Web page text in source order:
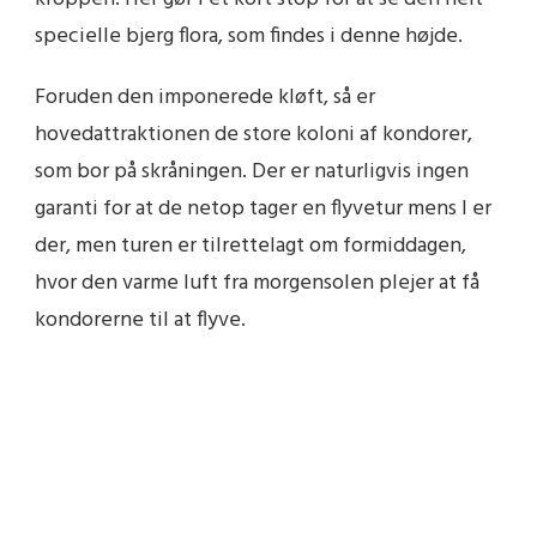
specielle bjerg flora, som findes i denne højde.
Foruden den imponerede kløft, så er
hovedattraktionen de store koloni af kondorer,
som bor på skråningen. Der er naturligvis ingen
garanti for at de netop tager en flyvetur mens I er
der, men turen er tilrettelagt om formiddagen,
hvor den varme luft fra morgensolen plejer at få
kondorerne til at flyve.